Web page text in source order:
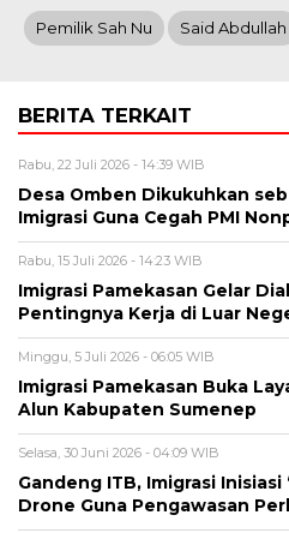
Pemilik Sah Nu Said Abdullah
BERITA TERKAIT
Rabu, 22 Juli 2026 - 14:39 WIB
Desa Omben Dikukuhkan
Imigrasi Guna Cegah PMI
Rabu, 15 Juli 2026 - 14:23 WIB
Imigrasi Pamekasan Gelar
Pentingnya Kerja di Luar
Minggu, 5 Juli 2026 - 06:05 WIB
Imigrasi Pamekasan Buka
Alun Kabupaten Sumenep
Selasa, 30 Juni 2026 - 04:09 WIB
Gandeng ITB, Imigrasi
Drone Guna Pengawasan